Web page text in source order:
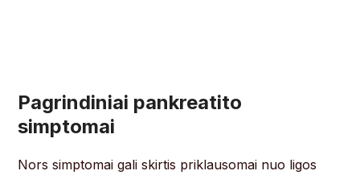
Pagrindiniai pankreatito
simptomai
Nors simptomai gali skirtis priklausomai nuo ligos